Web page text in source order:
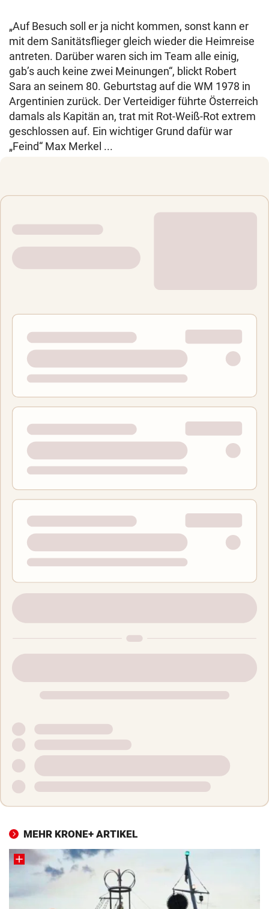
„Auf Besuch soll er ja nicht kommen, sonst kann er
mit dem Sanitätsflieger gleich wieder die Heimreise
antreten. Darüber waren sich im Team alle einig,
gab’s auch keine zwei Meinungen“, blickt Robert
Sara an seinem 80. Geburtstag auf die WM 1978 in
Argentinien zurück. Der Verteidiger führte Österreich
damals als Kapitän an, trat mit Rot-Weiß-Rot extrem
geschlossen auf. Ein wichtiger Grund dafür war
„Feind“ Max Merkel ...
MEHR KRONE+ ARTIKEL